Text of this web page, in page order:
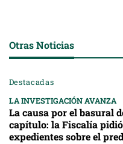
Otras Noticias
Destacadas
LA INVESTIGACIÓN AVANZA
La causa por el basural
capítulo: la Fiscalía
expedientes sobre el